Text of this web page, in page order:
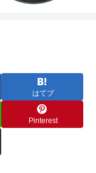
はてブ
Pinterest